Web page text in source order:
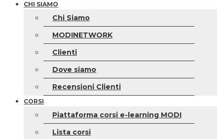
CHI SIAMO
Chi Siamo
MODINETWORK
Clienti
Dove siamo
Recensioni Clienti
CORSI
Piattaforma corsi e-learning MODI
Lista corsi